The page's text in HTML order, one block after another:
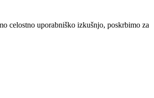
celostno uporabniško izkušnjo, poskrbimo za